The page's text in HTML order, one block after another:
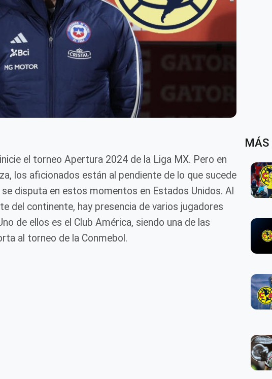
el torneo Apertura 2024 de la Liga MX. Pero en
los aficionados están al pendiente de lo que sucede
disputa en estos momentos en Estados Unidos. Al
del continente, hay presencia de varios jugadores
de ellos es el Club América, siendo una de las
al torneo de la Conmebol.
MÁS